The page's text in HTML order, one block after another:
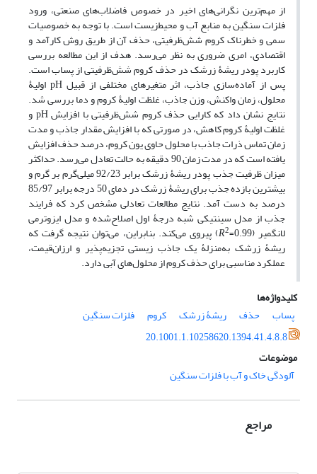
از مهم‌ترین نگرانی‌‌های اخیر در خصوص فاضلاب‌‌های صنعتی، ورود
فلزات سنگین به منابع آب و محیط‌‌زیست است. با توجه به خصوصیات
سمی و خطرناک کروم شش‌‌ظرفیتی، حذف آن از طریق روش کارآمد و
اقتصادی، امری ضروری به نظر می‌‌رسد. هدف از این مطالعه بررسی
کاربرد پودر ریشۀ زرشک در حذف کروم شش‌ظرفیتی از پساب است‌‌.
پس از آماده‌سازی جاذب، اثر متغیرهای مختلفی از قبیل pH اولیۀ
محلول، زمان واکنش، وزن جاذب، غلظت اولیۀ کروم و دما بررسی شد.
نتایج نشان داد که کارایی حذف کروم شش‌‌ظرفیتی با افزایش pH و
غلظت اولیۀ کروم کاهش، در صورتی که با افزایش مقدار جاذب و مدت
زمان تماس ذرات جاذب با محلول حاوی یون کروم، درصد حذف افزایش
یافته است که در مدت زمان 90 دقیقه به حالت تعادل می‌‌رسد. حداکثر
میزان ظرفیت جذب پودر ریشۀ زرشک برابر 92/23 میلی‌‌گرم بر گرم و
بیشترین بازده جذب برای ریشۀ زرشک در دمای 50 درجه برابر 85/97
درصد به دست آمد. نتایج مطالعات تعادلی مشخص کرد که فرایند
جذب از مدل سینتیکی شبه درجۀ اول اصلاح‌شده و مدل ایزوترمی
لانگمیر ( R2 =0.99) پیروی می‌‌کند. بنابراین، می‌‌توان نتیجه گرفت که
ریشۀ زرشک به‌منزلۀ یک جاذب زیستی تجزیه‌‌پذیر و ارزان‌قیمت،
عملکرد مناسبی برای حذف کروم از محلول‌‌های آبی دارد.
کلیدواژه‌ها
پساب
حذف ریشۀ زرشک کروم
فلزات سنگین
20.1001.1.10258620.1394.41.4.8.8
موضوعات
آلودگی خاک و آب با فلزات سنگین
مراجع